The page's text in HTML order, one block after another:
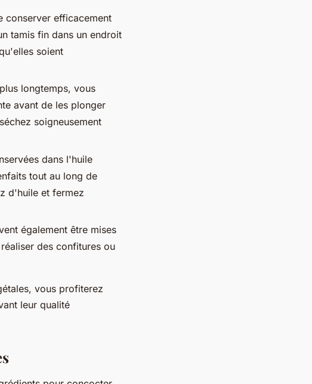
conserver efficacement
tamis fin dans un endroit
soient
longtemps, vous
avant de les plonger
soigneusement
dans l'huile
tout au long de
d'huile et fermez
également être mises
des confitures ou
vous profiterez
leur qualité